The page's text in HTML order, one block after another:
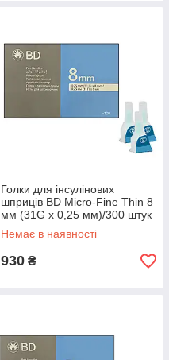
Голки для інсулінових
шприців BD Micro-Fine Thin 8
мм (31G x 0,25 мм)/300 штук
Немає в наявності
930 ₴